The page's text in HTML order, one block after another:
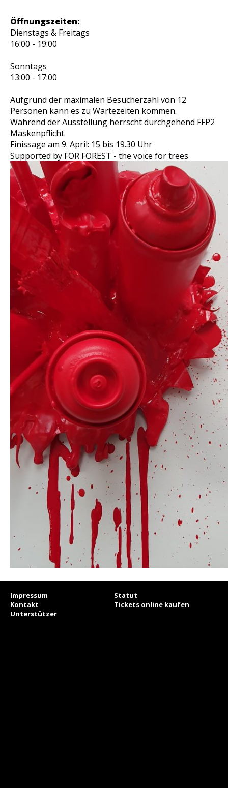
Öffnungszeiten:
Dienstags & Freitags
16:00 - 19:00
Sonntags
13:00 - 17:00
Aufgrund der maximalen Besucherzahl von 12
Personen kann es zu Wartezeiten kommen.
Während der Ausstellung herrscht durchgehend FFP2
Maskenpflicht.
Finissage am 9. April: 15 bis 19.30 Uhr
Supported by FOR FOREST - the voice for trees
Impressum
Statut
Kontakt
Tickets online kaufen
Unterstützer